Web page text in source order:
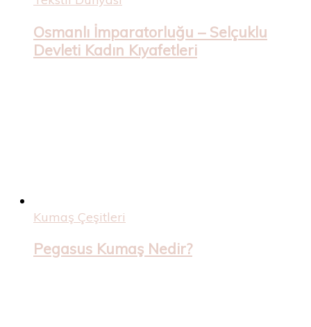
Osmanlı İmparatorluğu – Selçuklu
Devleti Kadın Kıyafetleri
Kumaş Çeşitleri
Pegasus Kumaş Nedir?